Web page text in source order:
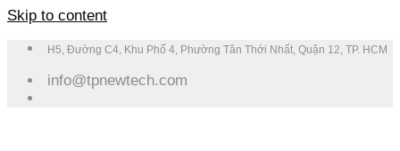
Skip to content
H5, Đường C4, Khu Phố 4, Phường Tân Thới Nhất, Quận 12, TP. HCM
info@tpnewtech.com